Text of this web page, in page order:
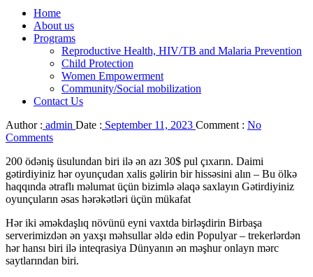
Home
About us
Programs
Reproductive Health, HIV/TB and Malaria Prevention
Child Protection
Women Empowerment
Community/Social mobilization
Contact Us
Author : admin Date : September 11, 2023 Comment : No
Comments
200 ödəniş üsulundan biri ilə ən azı 30$ pul çıxarın. Daimi
gətirdiyiniz hər oyunçudan xalis gəlirin bir hissəsini alın – Bu ölkə
haqqında ətraflı məlumat üçün bizimlə əlaqə saxlayın Gətirdiyiniz
oyunçuların əsas hərəkətləri üçün mükafat
Hər iki əməkdaşlıq növünü eyni vaxtda birləşdirin Birbaşa
serverimizdən ən yaxşı məhsullar əldə edin Populyar – trekerlərdən
hər hansı biri ilə inteqrasiya Dünyanın ən məşhur onlayn mərc
saytlarından biri.